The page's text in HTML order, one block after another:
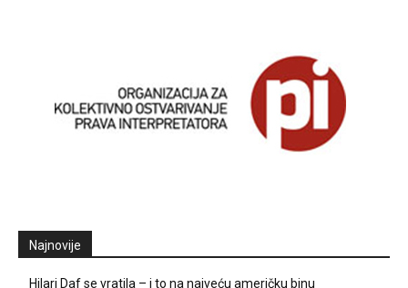
Najnovije
Hilari Daf se vratila – i to na najveću američku binu